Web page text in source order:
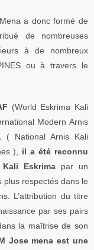
a donc formé de
de nombreuses
à de nombreux
ou à travers le
(World Eskrima Kali
Modern Arnis
( National Arnis Kali
), il a été reconnu
Eskrima par un
plus respectés dans le
L’attribution du titre
par ses pairs
la maîtrise de son
Jose mena est une